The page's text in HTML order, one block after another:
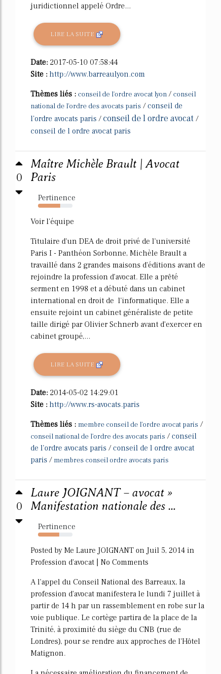
juridictionnel appelé Ordre...
LIRE LA SUITE
Date: 2017-05-10 07:58:44
Site : http://www.barreaulyon.com
Thèmes liés : conseil de l'ordre avocat lyon / conseil
national de l'ordre des avocats paris /conseil de
l'ordre avocats paris /conseil de l ordre avocat /
conseil de l ordre avocat paris
0
Maître Michèle Brault | Avocat
Paris
Pertinence
64%
Voir l'équipe
Titulaire d'un DEA de droit privé de l'université
Paris I - Panthéon Sorbonne, Michèle Brault a
travaillé dans 2 grandes maisons d'éditions avant de
rejoindre la profession d'avocat. Elle a prêté
serment en 1998 et a débuté dans un cabinet
international en droit de l'informatique. Elle a
ensuite rejoint un cabinet généraliste de petite
taille dirigé par Olivier Schnerb avant d'exercer en
cabinet groupé,...
LIRE LA SUITE
Date: 2014-05-02 14:29:01
Site : http://www.rs-avocats.paris
Thèmes liés : membre conseil de l'ordre avocat paris /
conseil national de l'ordre des avocats paris /conseil
de l'ordre avocats paris /conseil de l ordre avocat
paris / membres conseil ordre avocats paris
0
Laure JOIGNANT – avocat »
Manifestation nationale des ...
Pertinence
62%
Posted by Me Laure JOIGNANT on Juil 5, 2014 in
Profession d'avocat | No Comments
A l'appel du Conseil National des Barreaux, la
profession d'avocat manifestera le lundi 7 juillet à
partir de 14 h par un rassemblement en robe sur la
voie publique. Le cortège partira de la place de la
Trinité, à proximité du siège du CNB (rue de
Londres), pour se rendre aux approches de l'Hôtel
Matignon.